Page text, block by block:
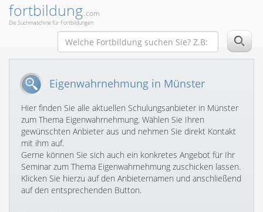
fortbildung.com
Die Suchmaschine für Fortbildungen
Eigenwahrnehmung in Münster
Hier finden Sie alle aktuellen Schulungsanbieter in Münster
zum Thema Eigenwahrnehmung. Wählen Sie Ihren
gewünschten Anbieter aus und nehmen Sie direkt Kontakt
mit ihm auf.
Gerne können Sie sich auch ein konkretes Angebot für Ihr
Seminar zum Thema Eigenwahrnehmung zuschicken lassen.
Klicken Sie hierzu auf den Anbieternamen und anschließend
auf den entsprechenden Button.